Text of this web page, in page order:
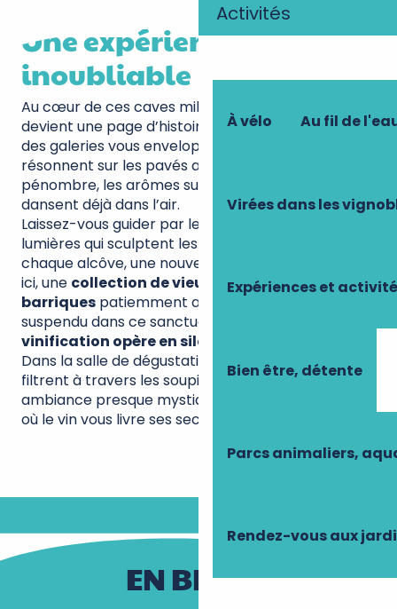
Activités
À vélo Au fil de
Virées dans les
Expériences et
Bien être, détente
Parcs animaliers,
Rendez-vous aux
Une expérience viticole
inoubliable
Au cœur de ces caves millénaires, chaque visite
devient une page d’histoire vivante. La fraîcheur
des galeries vous enveloppe tandis que vos pas
résonnent sur les pavés ancestraux. Dans la
pénombre, les arômes subtils du cabernet franc
dansent déjà dans l’air.
Laissez-vous guider par les jeux d’ombres et de
lumières qui sculptent les
chaque alcôve, une nouvelle surprise vous attend :
ici, une collection de vieux millésimes, là, des
barriques patiemment alignées. Le temps semble
suspendu dans ce sanctuaire où
vinification opère en silence
Dans la salle de dégustation, les rayons du soleil
filtrent à travers les soupiraux, créant une
ambiance presque mystique. Un moment précieux
où le vin vous livre ses secrets les plus intimes.
EN BREF...